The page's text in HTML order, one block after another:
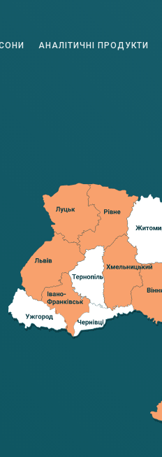
АНАЛІТИЧНІ ПРОДУКТИ